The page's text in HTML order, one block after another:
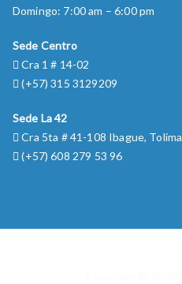
Domingo: 7:00 am – 6:00 pm
Sede Centro
Cra 1 # 14-02
(+57) 315 3129209
Sede La 42
Cra 5ta # 41-108 Ibague, Tolima
(+57) 608 279 53 96